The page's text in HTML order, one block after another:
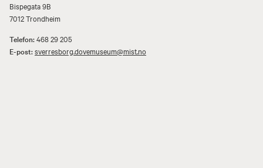
Bispegata 9B
7012 Trondheim
Telefon:468 29 205
E-post:sverresborg.dovemuseum@mist.no